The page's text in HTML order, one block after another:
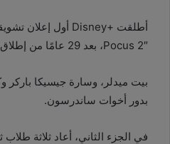
Pocus 2″، بعد 29 عامًا من إطلاق الفيلم الأصلي.
بيت ميدلر، وسارة جيسيكا
بدور أخوات ساندرسون.
في الجزء الثاني، أعاد ثلاثة